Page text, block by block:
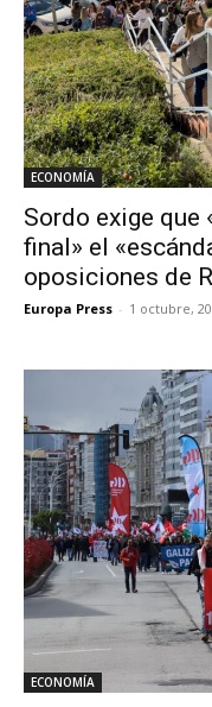
ECONOMÍA
Sordo exige que
final» el
oposiciones de
Europa Press - 1 octubre,
ECONOMÍA